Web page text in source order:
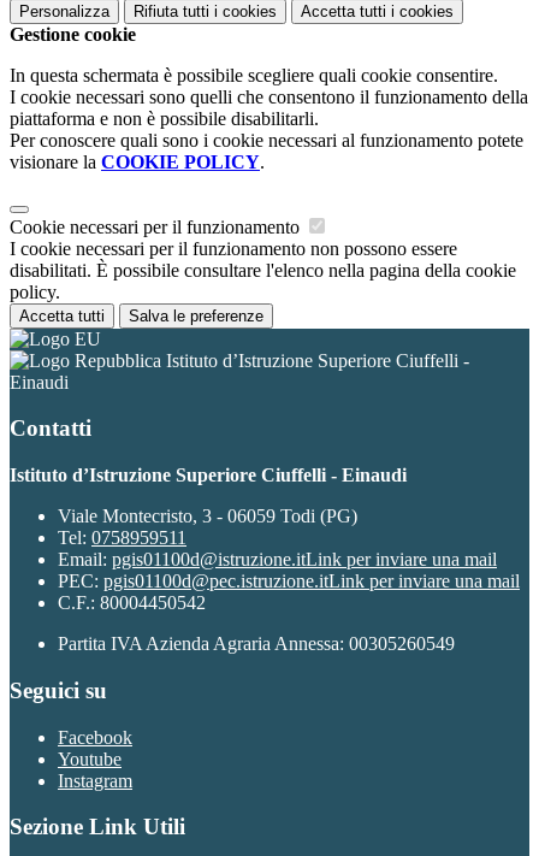
Personalizza Rifiuta tutti i cookies Accetta tutti i cookies
Gestione cookie
In questa schermata è possibile scegliere quali cookie consentire.
I cookie necessari sono quelli che consentono il funzionamento della
piattaforma e non è possibile disabilitarli.
Per conoscere quali sono i cookie necessari al funzionamento potete
visionare la COOKIE POLICY.
Cookie necessari per il funzionamento
I cookie necessari per il funzionamento non possono essere
disabilitati. È possibile consultare l'elenco nella pagina della cookie
policy.
Accetta tutti Salva le preferenze
Istituto d’Istruzione Superiore Ciuffelli -
Einaudi
Contatti
Istituto d’Istruzione Superiore Ciuffelli - Einaudi
Viale Montecristo, 3 - 06059 Todi (PG)
Tel: 0758959511
Email: pgis01100d@istruzione.itLink per inviare una mail
PEC: pgis01100d@pec.istruzione.itLink per inviare una mail
C.F.: 80004450542
Partita IVA Azienda Agraria Annessa: 00305260549
Seguici su
Facebook
Youtube
Instagram
Sezione Link Utili